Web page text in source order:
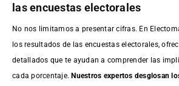
las encuestas electorales
No nos limitamos a presentar cifras. En
los resultados de las encuestas electorales,
detallados que te ayudan a comprender las
cada porcentaje.Nuestros expertos desglosan